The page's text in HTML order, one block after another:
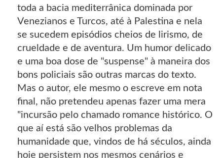
toda a bacia mediterrânica dominada por
Venezianos e Turcos, até à Palestina e nela
se sucedem episódios cheios de lirismo, de
crueldade e de aventura. Um humor delicado
e uma boa dose de "suspense" à maneira dos
bons policiais são outras marcas do texto.
Mas o autor, ele mesmo o escreve em nota
final, não pretendeu apenas fazer uma mera
"incursão pelo chamado romance histórico. O
que aí está são velhos problemas da
humanidade que, vindos de há séculos, ainda
hoje persistem nos mesmos cenários e